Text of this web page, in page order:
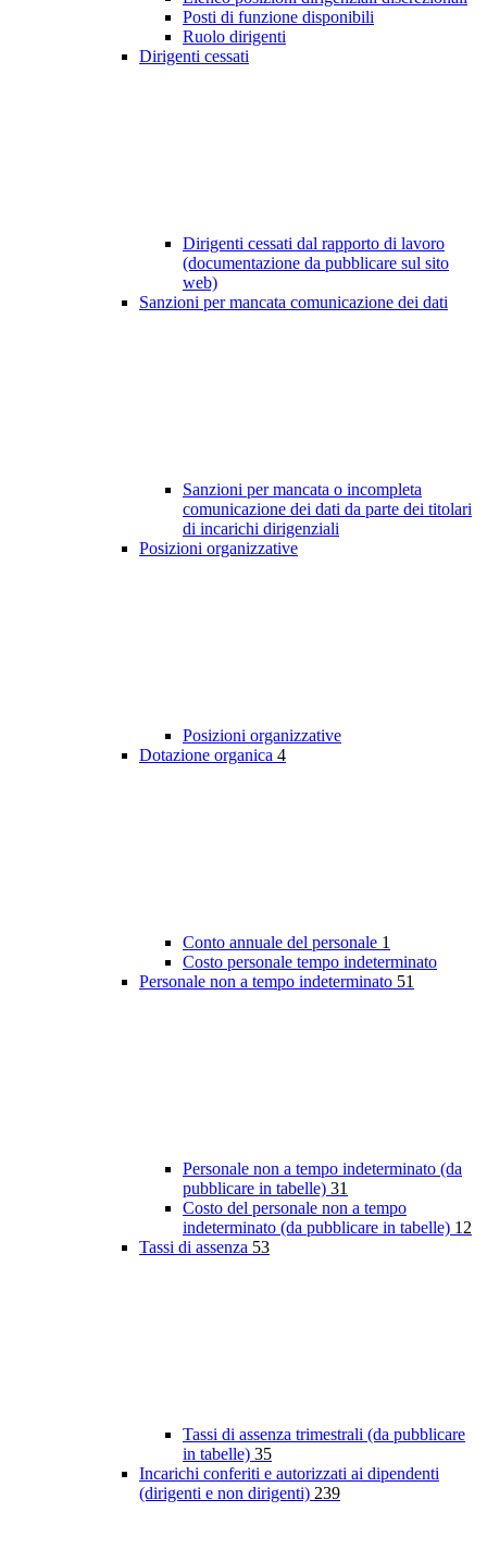
Posti di funzione disponibili
Ruolo dirigenti
Dirigenti cessati
Dirigenti cessati dal rapporto di lavoro
(documentazione da pubblicare sul sito
web)
Sanzioni per mancata comunicazione dei dati
Sanzioni per mancata o incompleta
comunicazione dei dati da parte dei titolari
di incarichi dirigenziali
Posizioni organizzative
Posizioni organizzative
Dotazione organica 4
Conto annuale del personale 1
Costo personale tempo indeterminato
Personale non a tempo indeterminato 51
Personale non a tempo indeterminato (da
pubblicare in tabelle) 31
Costo del personale non a tempo
indeterminato (da pubblicare in tabelle) 12
Tassi di assenza 53
Tassi di assenza trimestrali (da pubblicare
in tabelle) 35
Incarichi conferiti e autorizzati ai dipendenti
(dirigenti e non dirigenti) 239